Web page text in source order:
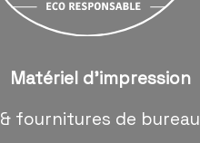
Matériel d'impression
& fournitures de bureau